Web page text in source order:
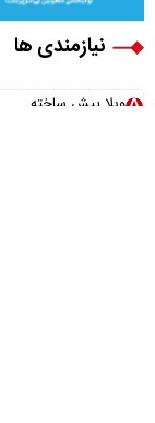
نیازمندی ها
ویلا پیش ساخته